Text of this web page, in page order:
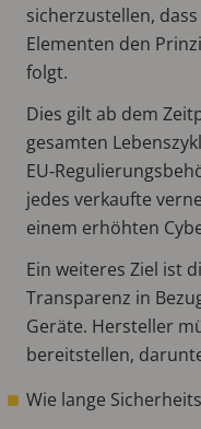
sicherzustellen,
Elementen den
folgt.
Dies gilt ab dem
gesamten
jedes verkaufte
einem erhöhten
Ein weiteres Ziel ist
Transparenz in
Geräte. Hersteller
bereitstellen,
Wie lange